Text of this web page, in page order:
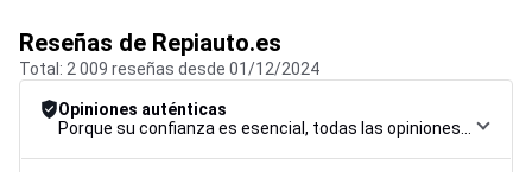
Reseñas de Repiauto.es
Total: 2 009 reseñas desde 01/12/2024
Opiniones auténticas